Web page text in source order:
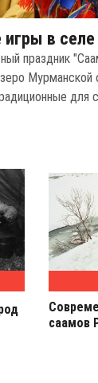
в
праздник
Мурманской
для
саамов